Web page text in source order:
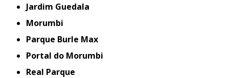
Jardim Guedala
Morumbi
Parque Burle Max
Portal do Morumbi
Real Parque